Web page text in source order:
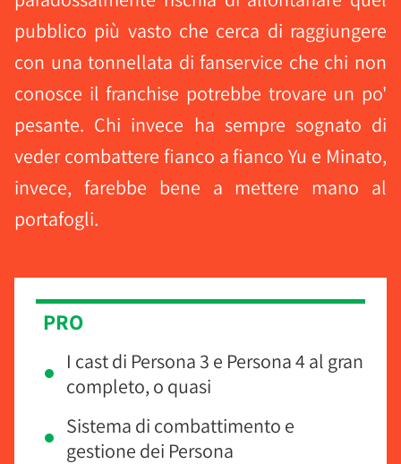
pubblico più vasto che cerca di raggiungere
con una tonnellata di fanservice che chi non
conosce il franchise potrebbe trovare un po'
pesante. Chi invece ha sempre sognato di
veder combattere fianco a fianco Yu e Minato,
invece, farebbe bene a mettere mano al
portafogli.
PRO
I cast di Persona 3 e Persona 4 al gran
completo, o quasi
Sistema di combattimento e
gestione dei Persona